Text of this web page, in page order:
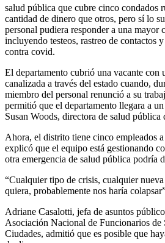
salud pública que cubre cinco condados
cantidad de dinero que otros, pero sí lo
personal pudiera responder a una mayor
incluyendo testeos, rastreo de contactos
contra covid.
El departamento cubrió una vacante con
canalizada a través del estado cuando,
miembro del personal renunció a su
permitió que el departamento llegara a
Susan Woods, directora de salud pública
Ahora, el distrito tiene cinco empleados
explicó que el equipo está gestionando
otra emergencia de salud pública podría
“Cualquier tipo de crisis, cualquier
quiera, probablemente nos haría
Adriane Casalotti, jefa de asuntos
Asociación Nacional de Funcionarios de
Ciudades, admitió que es posible que